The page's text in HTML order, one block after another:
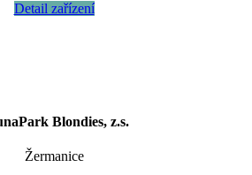
Detail zařízení
Blondies, z.s.
Žermanice